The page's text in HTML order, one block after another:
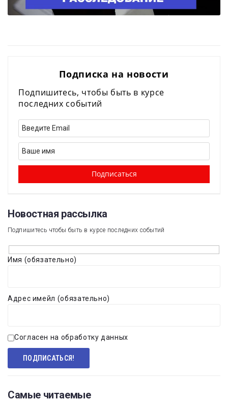
Подписка на новости
Подпишитесь, чтобы быть в курсе
последних событий
Новостная рассылка​
Подпишитесь чтобы быть в курсе последних событий
Имя (обязательно)
Адрес имейл (обязательно)
Согласен на обработку данных
Самые читаемые